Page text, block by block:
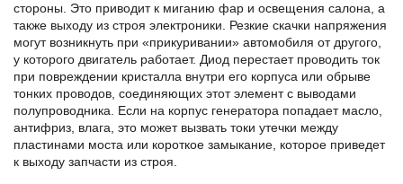
стороны. Это приводит к миганию фар и освещения салона, а
также выходу из строя электроники. Резкие скачки напряжения
могут возникнуть при «прикуривании» автомобиля от другого,
у которого двигатель работает. Диод перестает проводить ток
при повреждении кристалла внутри его корпуса или обрыве
тонких проводов, соединяющих этот элемент с выводами
полупроводника. Если на корпус генератора попадает масло,
антифриз, влага, это может вызвать токи утечки между
пластинами моста или короткое замыкание, которое приведет
к выходу запчасти из строя.